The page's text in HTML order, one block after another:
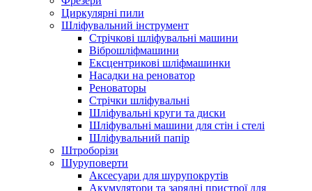
Циркулярні пили
Шліфувальний інструмент
Cтрічкові шліфувальні машини
Віброшліфмашини
Ексцентрикові шліфмашинки
Насадки на реноватор
Реноваторы
Стрічки шліфувальні
Шліфувальні круги та диски
Шліфувальні машини для стін і стелі
Шліфувальний папір
Штроборізи
Шуруповерти
Аксесуари для шурупокрутів
Акумулятори та зарядні пристрої для